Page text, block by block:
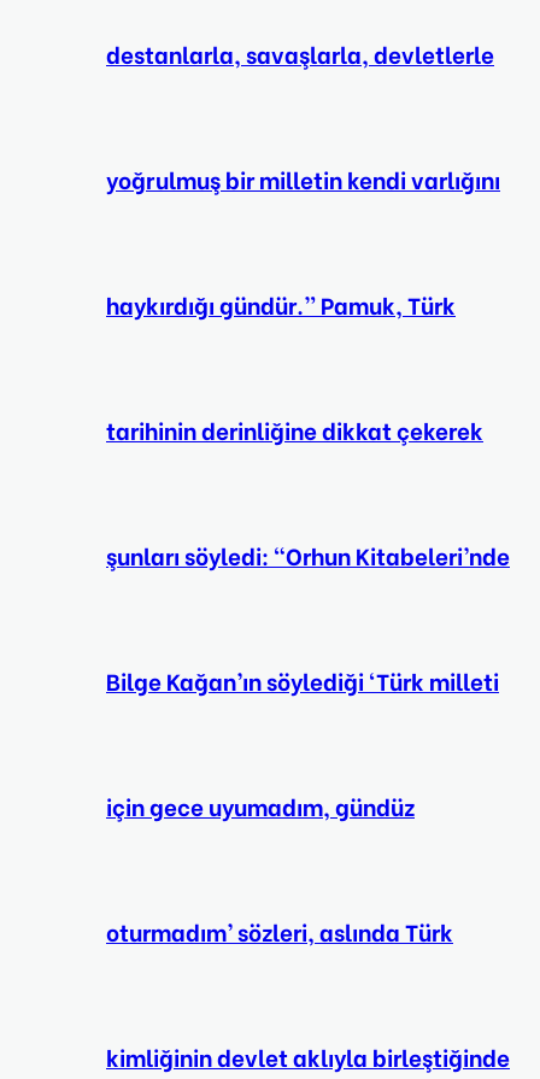
destanlarla, savaşlarla, devletlerle
yoğrulmuş bir milletin kendi varlığını
haykırdığı gündür.” Pamuk, Türk
tarihinin derinliğine dikkat çekerek
şunları söyledi: “Orhun Kitabeleri’nde
Bilge Kağan’ın söylediği ‘Türk milleti
için gece uyumadım, gündüz
oturmadım’ sözleri, aslında Türk
kimliğinin devlet aklıyla birleştiğinde